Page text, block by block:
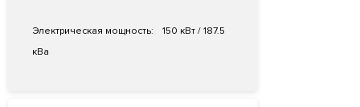
Электрическая мощность:
150 кВт / 187.5
кВа